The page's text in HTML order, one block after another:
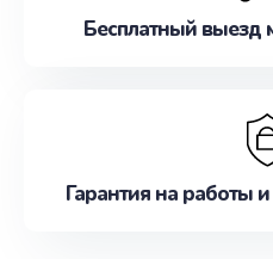
Бесплатный выезд
Гарантия на работы